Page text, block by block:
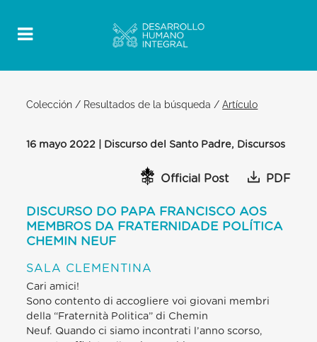
Colección / Resultados de la búsqueda /Artículo
16 mayo 2022 | Discurso del Santo Padre, Discursos
Official Post PDF
DISCURSO DO PAPA FRANCISCO AOS
MEMBROS DA FRATERNIDADE POLÍTICA
CHEMIN NEUF
SALA CLEMENTINA
Cari amici!
Sono contento di accogliere voi giovani membri
della “Fraternità Politica” di Chemin
Neuf. Quando ci siamo incontrati l’anno scorso,